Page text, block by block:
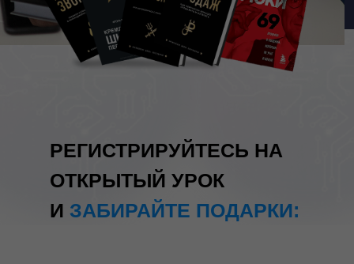
РЕГИСТРИРУЙТЕСЬ НА
ОТКРЫТЫЙ УРОК
И ЗАБИРАЙТЕ ПОДАРКИ: